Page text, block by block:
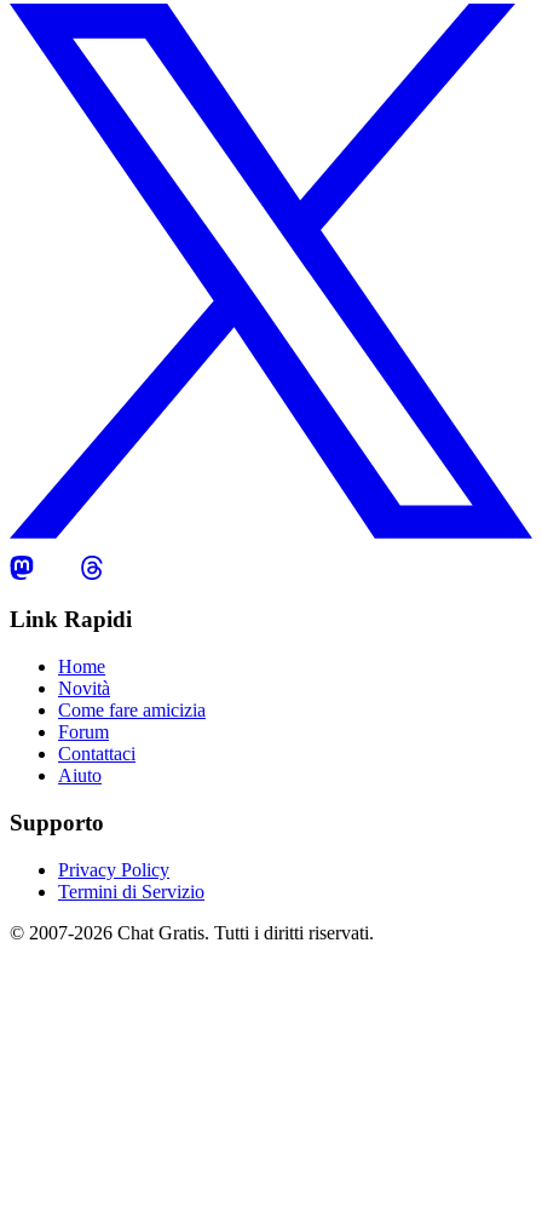
Link Rapidi
Home
Novità
Come fare amicizia
Forum
Contattaci
Aiuto
Supporto
Privacy Policy
Termini di Servizio
© 2007-2026 Chat Gratis. Tutti i diritti riservati.